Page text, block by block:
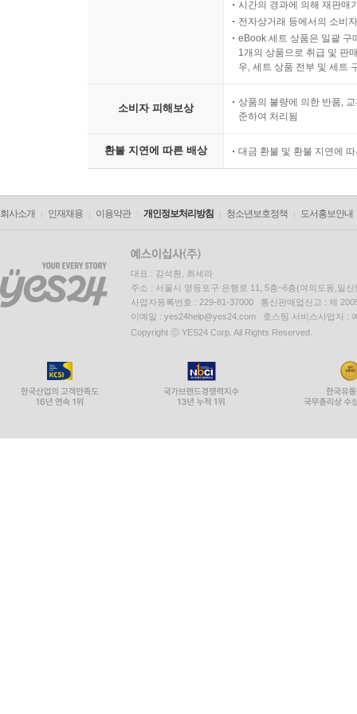
시간의 경과에 의해 재판매
전자상거래 등에서의 소비
eBook 세트 상품은 일괄 구
1개의 상품으로 취급 및 판
우, 세트 상품 전부 및 세트
소비자 피해보상
상품의 불량에 의한 반품,
준하여 처리됨
환불 지연에 따른 배상 대금 환불 및 환불 지연에
회사소개 인재채용 이용약관 개인정보처리방침 청소년보호정책 도서홍보안내
대표 : 김석환, 최세라
주소 : 서울시 영등포구 은행로 11, 5층~6층(여의도동,일신
사업자등록번호 : 229-81-37000 통신판매업신고 : 제
이메일 : yes24help@yes24.com 호스팅 서비스사업자 :
Copyright ⓒ YES24 Corp. All Rights Reserved.